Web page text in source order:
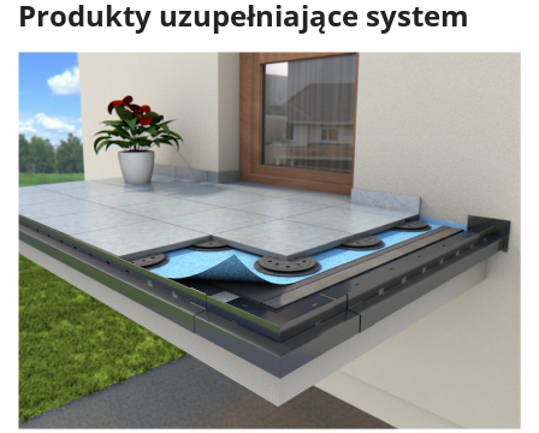
Produkty uzupełniające system